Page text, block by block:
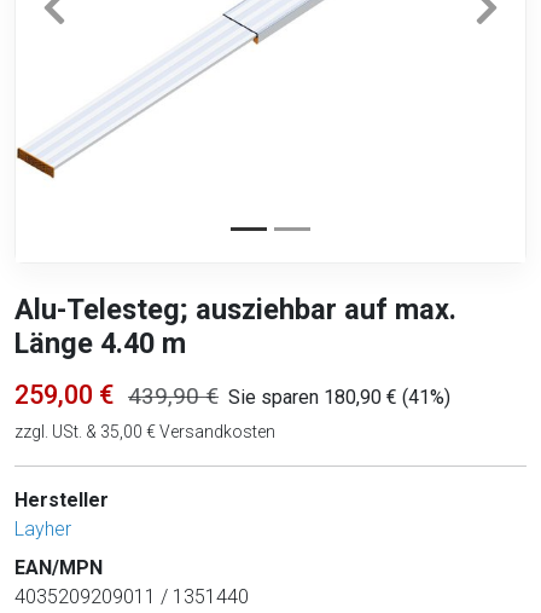
Alu-Telesteg; ausziehbar auf max.
Länge 4.40 m
259,00 € 439,90 € Sie sparen 180,90 € (41%)
zzgl. USt. & 35,00 € Versandkosten
Hersteller
Layher
EAN/MPN
4035209209011 / 1351440